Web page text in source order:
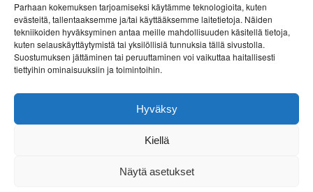
Parhaan kokemuksen tarjoamiseksi käytämme teknologioita, kuten
evästeitä, tallentaaksemme ja/tai käyttääksemme laitetietoja. Näiden
tekniikoiden hyväksyminen antaa meille mahdollisuuden käsitellä tietoja,
kuten selauskäyttäytymistä tai yksilöllisiä tunnuksia tällä sivustolla.
Suostumuksen jättäminen tai peruuttaminen voi vaikuttaa haitallisesti
tiettyihin ominaisuuksiin ja toimintoihin.
Hyväksy
Kiellä
Näytä asetukset
TIETOSUOJASELOSTE Voimanlähteenä WordPress